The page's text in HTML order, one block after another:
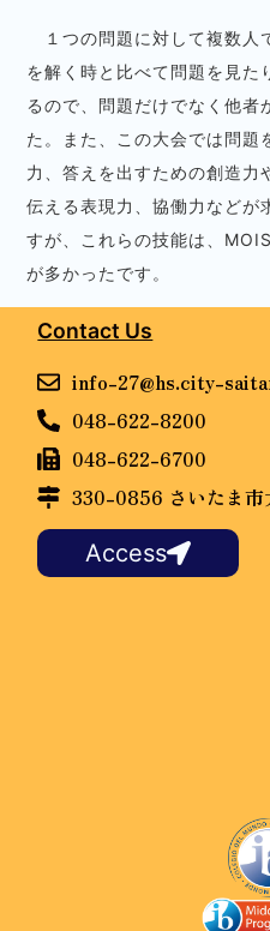
１つの問題に対して複数人
を解く時と比べて問題を見た
るので、問題だけでなく他者
た。また、この大会では問題
力、答えを出すための創造力
伝える表現力、協働力などが
すが、これらの技能は、
が多かったです。
Contact Us
info-27@hs.city-
048-622-8200
048-622-6700
330-0856 さいたま
Access